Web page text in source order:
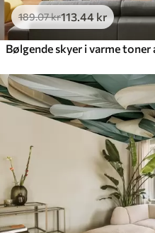
189.07kr113 .44 kr